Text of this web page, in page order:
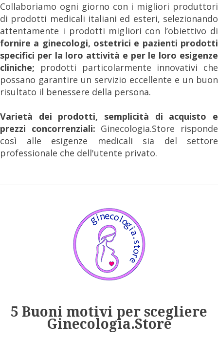
Collaboriamo ogni giorno con i migliori produttori
di prodotti medicali italiani ed esteri, selezionando
attentamente i prodotti migliori con l’obiettivo di
fornire a ginecologi, ostetrici e pazienti prodotti
specifici per la loro attività e per le loro esigenze
cliniche; prodotti particolarmente innovativi che
possano garantire un servizio eccellente e un buon
risultato il benessere della persona.
Varietà dei prodotti, semplicità di acquisto e
prezzi concorrenziali: Ginecologia.Store risponde
così alle esigenze medicali sia del settore
professionale che dell'utente privato.
5 Buoni motivi per scegliere
Ginecologia.Store